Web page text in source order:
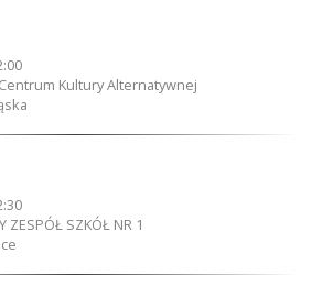
Kultury Alternatywnej
ZESPÓŁ SZKÓŁ NR 1